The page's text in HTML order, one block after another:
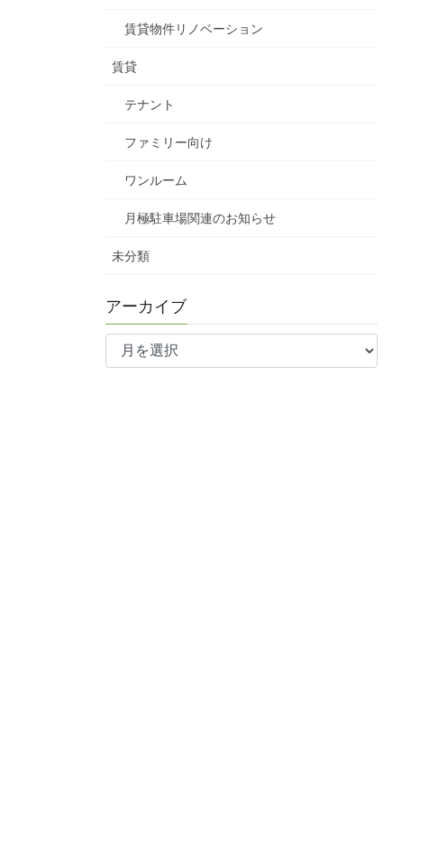
賃貸物件リノベーション
賃貸
テナント
ファミリー向け
ワンルーム
月極駐車場関連のお知らせ
未分類
アーカイブ
ア